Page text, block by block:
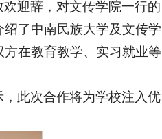
迎辞，对文传学院一行的
了中南民族大学及文传学
在教育教学、实习就业等
此次合作将为学校注入优